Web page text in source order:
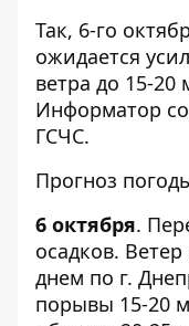
Так, 6-го
ожидается
ветра до 15-
Информатор
ГСЧС.
Прогноз
6 октября.
осадков.
днем по г.
порывы 15-20